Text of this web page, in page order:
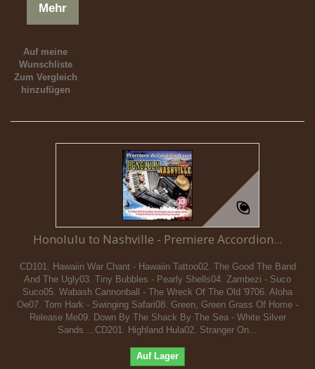
Mehr
Auf meine
Wunschliste
Zum Vergleich
hinzufügen
Honolulu to Nashville - Premiere Accordion...
CD101. Hawaiin War Chant - Hawaiin Tattoo02. The Good The Band
And The Ugly03. Tiny Bubbles - Pearly Shells04. Zambezi - Suco
Suco05. Wabash Cannonball - The Wreck Of The Old '9706. Aloha
Oe07. Tom Hark - Swinging Safari08. Green, Green Grass Of Home -
Release Me09. Down By The Shack By The Sea - White Silver
Sands....CD201. Highland Hula02. Stranger On...
Auf Lager